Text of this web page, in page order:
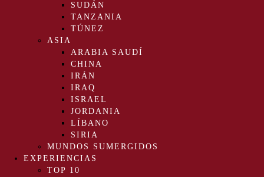
SUDÁN
TANZANIA
TÚNEZ
ASIA
ARABIA SAUDÍ
CHINA
IRÁN
IRAQ
ISRAEL
JORDANIA
LÍBANO
SIRIA
MUNDOS SUMERGIDOS
EXPERIENCIAS
TOP 10